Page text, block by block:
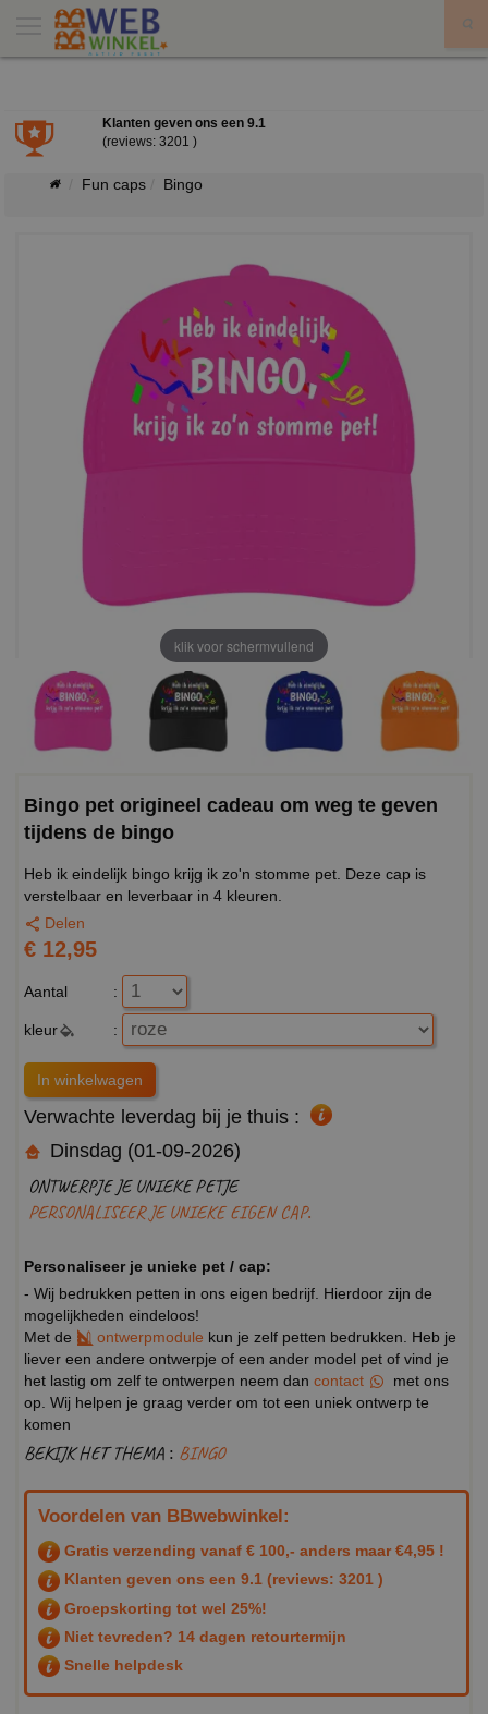
Klanten geven ons een 9.1
(reviews: 3201 )
Fun caps Bingo
klik voor schermvullend
Bingo pet origineel cadeau om weg te geven
tijdens de bingo
Heb ik eindelijk bingo krijg ik zo'n stomme pet. Deze cap is
verstelbaar en leverbaar in 4 kleuren.
Delen
€ 12,95
Aantal :
kleur :
Verwachte leverdag bij je thuis :
Dinsdag (01-09-2026)
ONTWERPJE JE UNIEKE PETJE
PERSONALISEER JE UNIEKE EIGEN CAP.
Personaliseer je unieke pet / cap:
- Wij bedrukken petten in ons eigen bedrijf. Hierdoor zijn de
mogelijkheden eindeloos!
Met de
ontwerpmodule kun je zelf petten bedrukken. Heb je
liever een andere ontwerpje of een ander model pet of vind je
het lastig om zelf te ontwerpen neem dan contact
met ons
op. Wij helpen je graag verder om tot een uniek ontwerp te
komen
BEKIJK HET THEMA : BINGO
Voordelen van BBwebwinkel:
Gratis verzending vanaf € 100,- anders maar €4,95 !
Klanten geven ons een 9.1 (reviews: 3201 )
Groepskorting tot wel 25%!
Niet tevreden? 14 dagen retourtermijn
Snelle helpdesk